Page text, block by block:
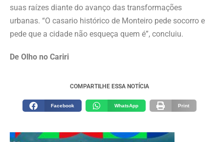
suas raízes diante do avanço das transformações
urbanas. “O casario histórico de Monteiro pede socorro e
pede que a cidade não esqueça quem é”, concluiu.
De Olho no Cariri
COMPARTILHE ESSA NOTÍCIA
Facebook WhatsApp Print